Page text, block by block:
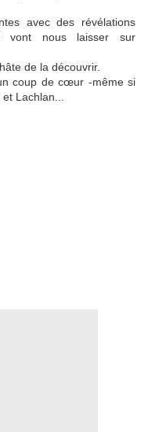
avec des révélations
vont nous laisser sur
de la découvrir.
coup de cœur -même si
et Lachlan